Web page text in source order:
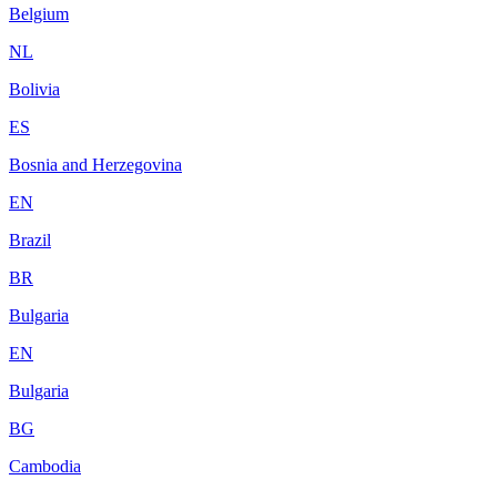
Belgium
NL
Bolivia
ES
Bosnia and Herzegovina
EN
Brazil
BR
Bulgaria
EN
Bulgaria
BG
Cambodia